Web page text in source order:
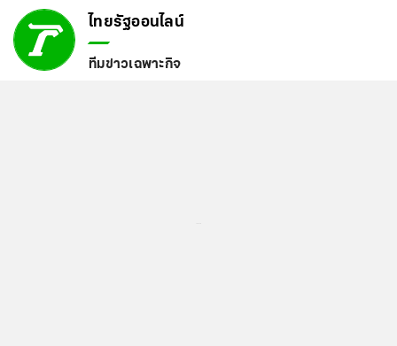
ไทยรัฐออนไลน์
ทีมข่าวเฉพาะกิจ